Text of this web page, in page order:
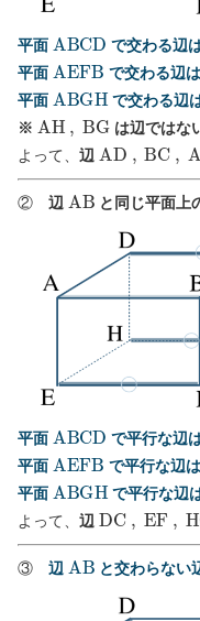
平面 A BCD で交わる辺
平面 A EFB で交わる辺
平面 A BGH で交わる辺
※
A H B Gは辺ではな
よって、 辺 A D B C A
② 辺 A B と同じ平面上
平面 A BCD で平行な辺
平面 A EFB で平行な辺
平面 A BGH で平行な辺
よって、 辺 D C EF H
③ 辺 A B と交わらない